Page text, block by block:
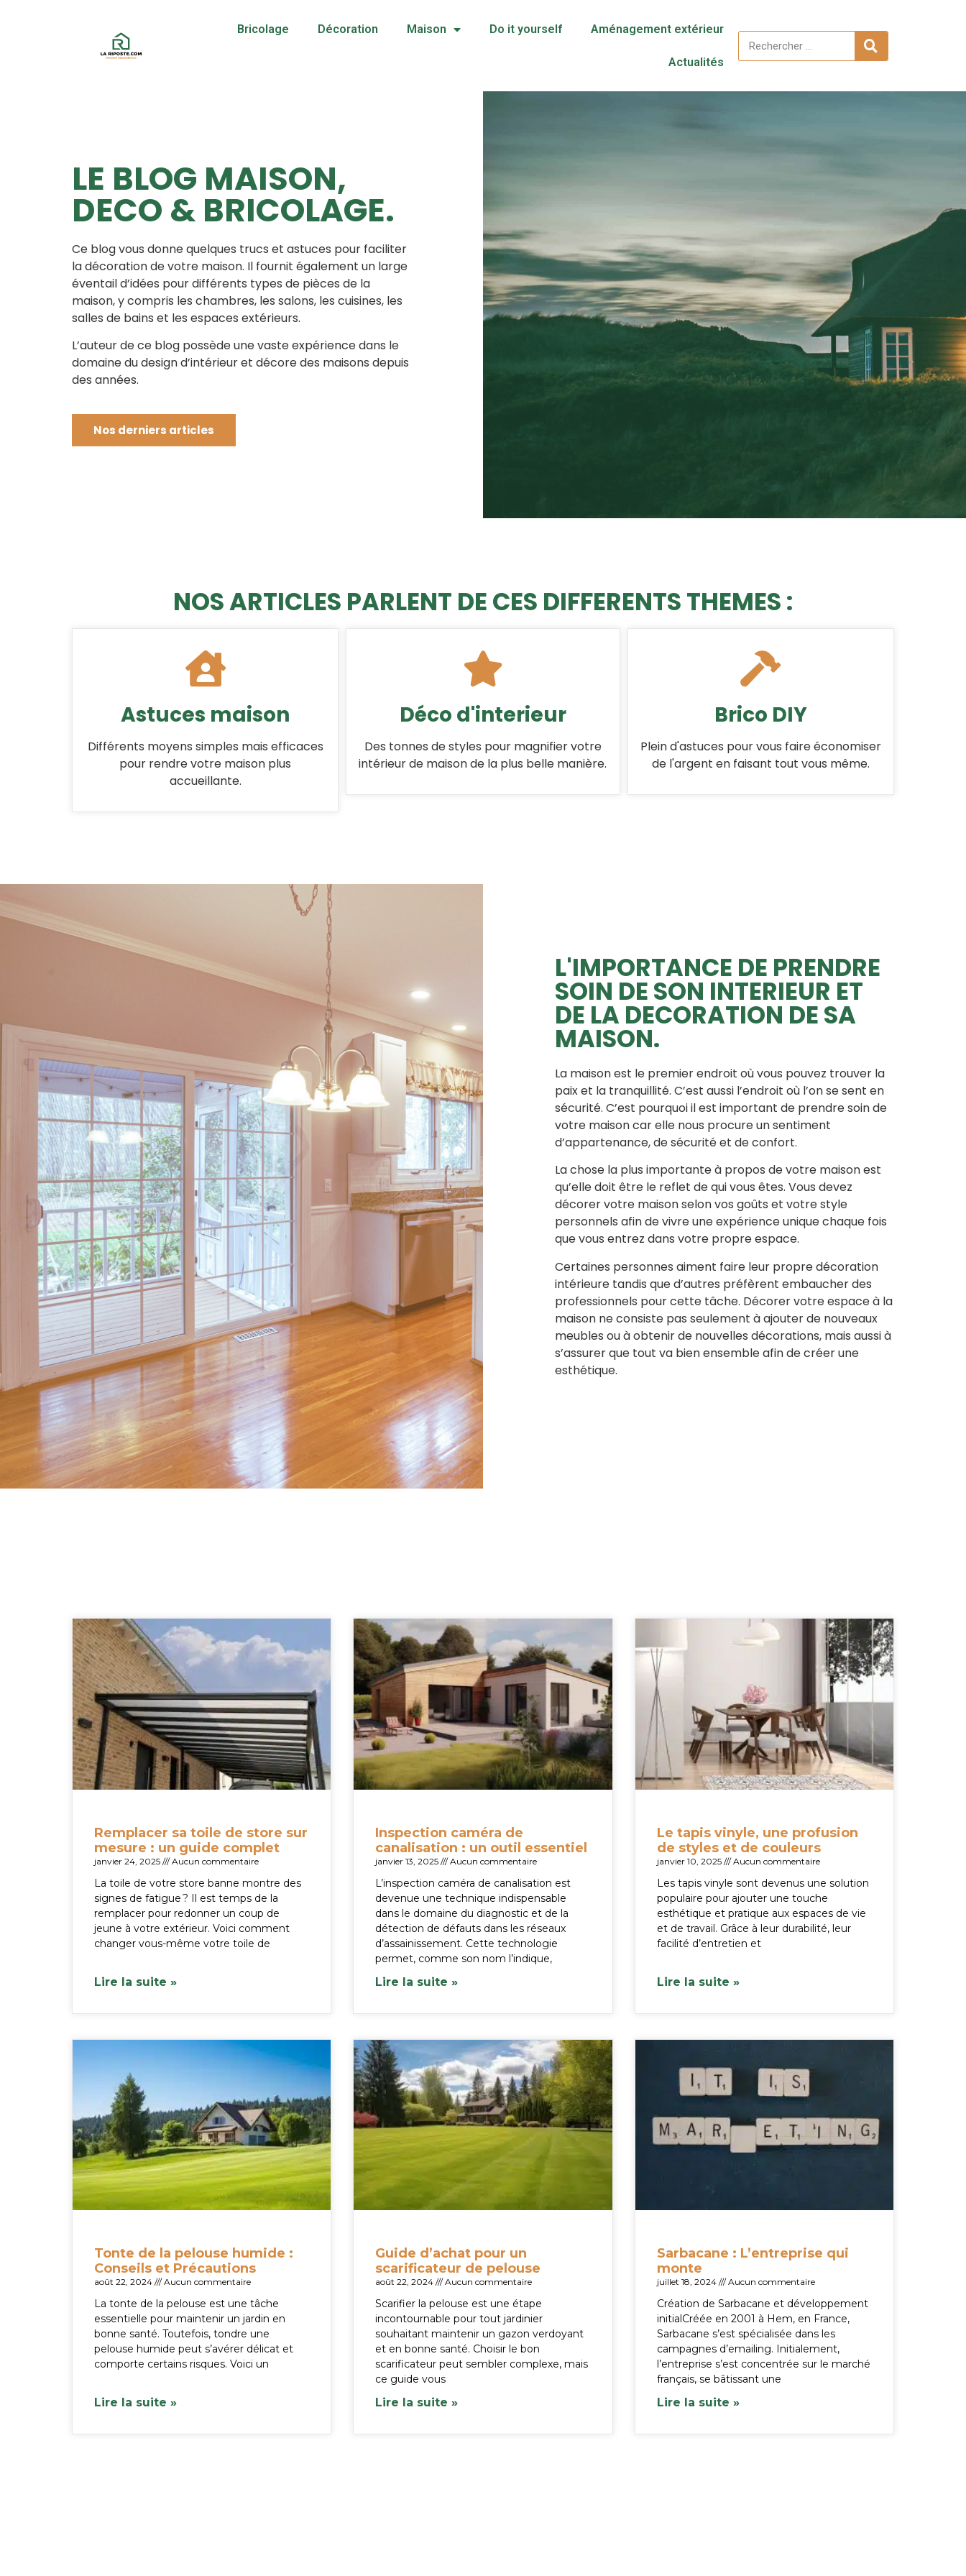
Bricolage Décoration Maison Do it yourself Aménagement extérieur
Actualités
LE BLOG MAISON,
DECO & BRICOLAGE.
Ce blog vous donne quelques trucs et astuces pour faciliter
la décoration de votre maison. Il fournit également un large
éventail d’idées pour différents types de pièces de la
maison, y compris les chambres, les salons, les cuisines, les
salles de bains et les espaces extérieurs.
L’auteur de ce blog possède une vaste expérience dans le
domaine du design d’intérieur et décore des maisons depuis
des années.
Nos derniers articles
NOS ARTICLES PARLENT DE CES DIFFERENTS THEMES :
Astuces maison
Différents moyens simples mais efficaces
pour rendre votre maison plus
accueillante.
Déco d'interieur
Des tonnes de styles pour magnifier votre
intérieur de maison de la plus belle manière.
Brico DIY
Plein d'astuces pour vous faire économiser
de l'argent en faisant tout vous même.
L'IMPORTANCE DE PRENDRE
SOIN DE SON INTERIEUR ET
DE LA DECORATION DE SA
MAISON.
La maison est le premier endroit où vous pouvez trouver la
paix et la tranquillité. C’est aussi l’endroit où l’on se sent en
sécurité. C’est pourquoi il est important de prendre soin de
votre maison car elle nous procure un sentiment
d’appartenance, de sécurité et de confort.
La chose la plus importante à propos de votre maison est
qu’elle doit être le reflet de qui vous êtes. Vous devez
décorer votre maison selon vos goûts et votre style
personnels afin de vivre une expérience unique chaque fois
que vous entrez dans votre propre espace.
Certaines personnes aiment faire leur propre décoration
intérieure tandis que d’autres préfèrent embaucher des
professionnels pour cette tâche. Décorer votre espace à la
maison ne consiste pas seulement à ajouter de nouveaux
meubles ou à obtenir de nouvelles décorations, mais aussi à
s’assurer que tout va bien ensemble afin de créer une
esthétique.
Remplacer sa toile de store sur
mesure : un guide complet
janvier 24, 2025 Aucun commentaire
La toile de votre store banne montre des
signes de fatigue ? Il est temps de la
remplacer pour redonner un coup de
jeune à votre extérieur. Voici comment
changer vous-même votre toile de
Lire la suite »
Inspection caméra de
canalisation : un outil essentiel
janvier 13, 2025 Aucun commentaire
L’inspection caméra de canalisation est
devenue une technique indispensable
dans le domaine du diagnostic et de la
détection de défauts dans les réseaux
d’assainissement. Cette technologie
permet, comme son nom l’indique,
Lire la suite »
Le tapis vinyle, une profusion
de styles et de couleurs
janvier 10, 2025 Aucun commentaire
Les tapis vinyle sont devenus une solution
populaire pour ajouter une touche
esthétique et pratique aux espaces de vie
et de travail. Grâce à leur durabilité, leur
facilité d’entretien et
Lire la suite »
Tonte de la pelouse humide :
Conseils et Précautions
août 22, 2024 Aucun commentaire
La tonte de la pelouse est une tâche
essentielle pour maintenir un jardin en
bonne santé. Toutefois, tondre une
pelouse humide peut s’avérer délicat et
comporte certains risques. Voici un
Lire la suite »
Guide d’achat pour un
scarificateur de pelouse
août 22, 2024 Aucun commentaire
Scarifier la pelouse est une étape
incontournable pour tout jardinier
souhaitant maintenir un gazon verdoyant
et en bonne santé. Choisir le bon
scarificateur peut sembler complexe, mais
ce guide vous
Lire la suite »
Sarbacane : L’entreprise qui
monte
juillet 18, 2024 Aucun commentaire
Création de Sarbacane et développement
initialCréée en 2001 à Hem, en France,
Sarbacane s’est spécialisée dans les
campagnes d’emailing. Initialement,
l’entreprise s’est concentrée sur le marché
français, se bâtissant une
Lire la suite »